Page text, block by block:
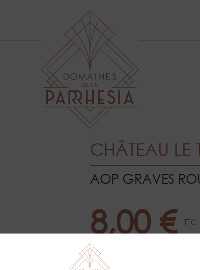
CHÂTEAU LE
AOP GRAVES
8,00 € TTC
Contenant